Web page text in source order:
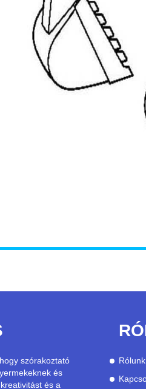
szórakoztató
és
és a
Rólunk